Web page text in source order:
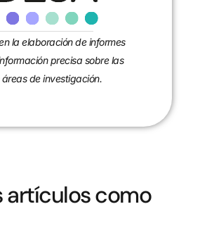
la elaboración de informes
precisa sobre las
de investigación.
artículos como